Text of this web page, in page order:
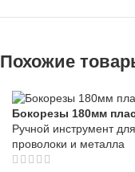
Похожие
Бокорезы 180мм
Ручной инструмент
проволоки и металла